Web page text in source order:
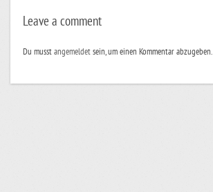
Leave a comment
Du musstangemeldetsein, um einen Kommentar abzugeben.